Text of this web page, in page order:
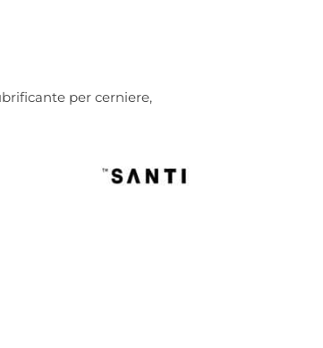
per cerniere,